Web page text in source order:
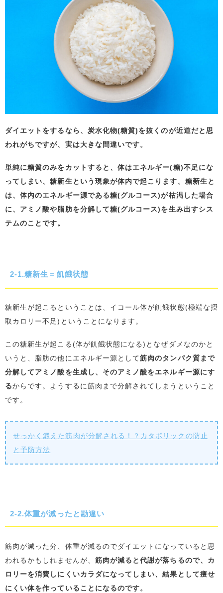
ダイエットをするなら、炭水化物(糖質)を抜くのが近道だと思
われがちですが、実は大きな間違いです。
単純に糖質のみをカットすると、体はエネルギー(糖)不足にな
ってしまい、糖新生という現象が体内で起こります。糖新生と
は、体内のエネルギー源である糖(グルコース)が枯渇した場合
に、アミノ酸や脂肪を分解して糖(グルコース)を生み出すシス
テムのことです。
2-1.糖新生＝飢餓状態
糖新生が起こるということは、イコール体が飢餓状態(極端な摂
取カロリー不足)ということになります。
この糖新生が起こる(体が飢餓状態になる)となぜダメなのかと
いうと、脂肪の他にエネルギー源として筋肉のタンパク質まで
分解してアミノ酸を生成し、そのアミノ酸をエネルギー源にす
るからです。ようするに筋肉まで分解されてしまうということ
です。
せっかく鍛えた筋肉が分解される！？カタボリックの防止
と予防方法
2-2.体重が減ったと勘違い
筋肉が減った分、体重が減るのでダイエットになっていると思
われるかもしれませんが、 筋肉が減ると代謝が落ちるので、カ
ロリーを消費しにくいカラダになってしまい、結果として痩せ
にくい体を作っていることになるのです。